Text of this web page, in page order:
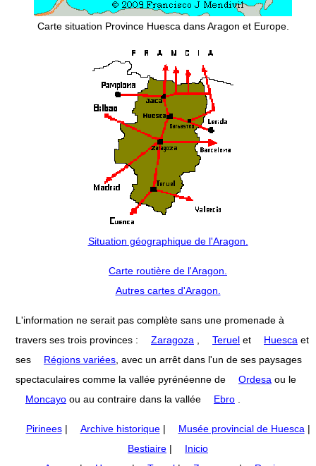
Carte situation Province Huesca dans Aragon et Europe.
Situation géographique de l'Aragon.
Carte routière de l'Aragon.
Autres cartes d'Aragon.
L'information ne serait pas complète sans une promenade à
travers ses trois provinces :
Zaragoza Teruel et Huesca et
ses
Régions variées , avec un arrêt dans l'un de ses paysages
spectaculaires comme la vallée pyrénéenne de
Ordesa ou le
Moncayo ou au contraire dans la vallée Ebro
Pirinees| Archive historique| Musée provincial de Huesca |
Bestiaire |
Inicio